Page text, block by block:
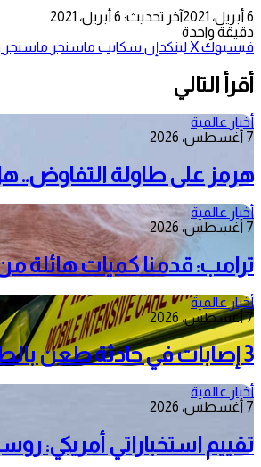
6 أبريل، 2021
آخر تحديث: 6 أبريل، 2021
دقيقة واحدة
فيسبوك‫Xلينكدإن سكايب ماسنجر ماسنجر
أقرأ التالي
أخبار عالمية
7 أغسطس، 2026
هرمز على طاولة التفاوض..
أخبار عالمية
7 أغسطس، 2026
ترامب: قدمنا كميات هائلة من
أخبار عالمية
7 أغسطس، 2026
3 إصابات في حادثة طعن بالطيبة داخل أراضي الـ48
أخبار عالمية
7 أغسطس، 2026
تقييم استخباراتي أمريكي: روسيا